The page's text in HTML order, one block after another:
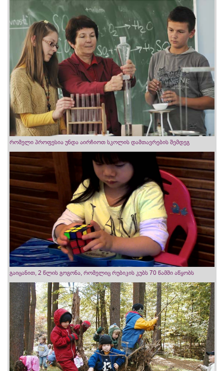
რომელი პროფესია უნდა აირჩიოთ სკოლის დამთავრების შემდეგ
გაიცანით, 2 წლის გოგონა, რომელიც რუბიკის კუბს 70 წამში აწყობს